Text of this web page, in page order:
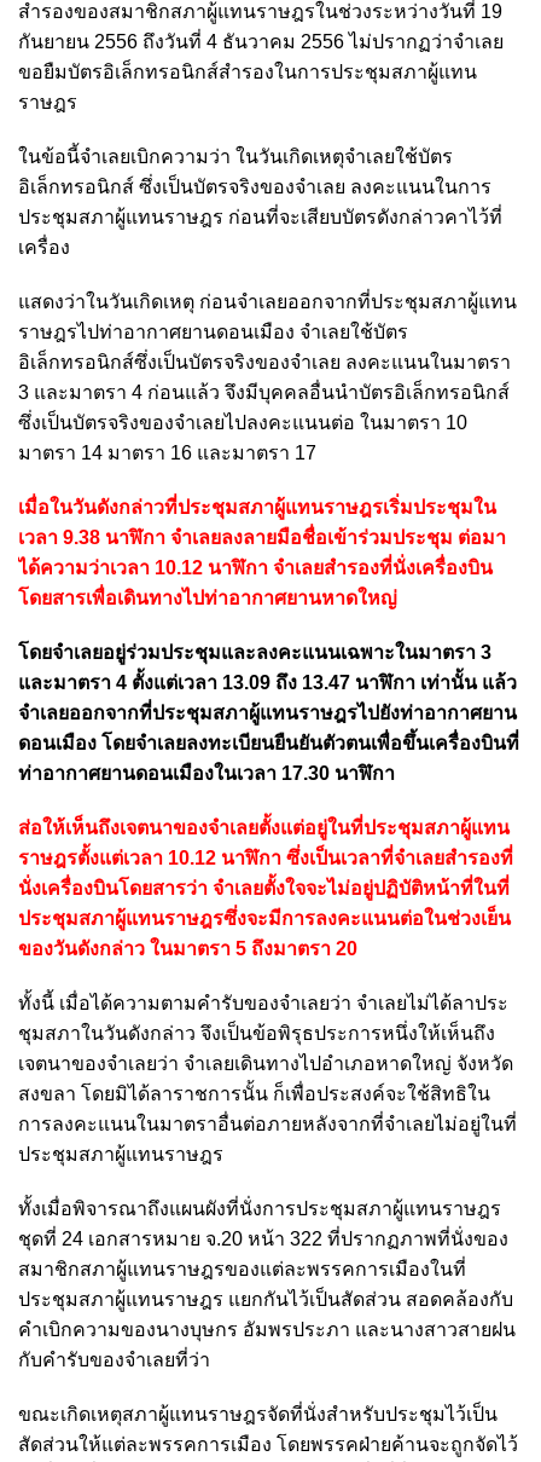
สำรองของสมาชิกสภาผู้แทนราษฎรในช่วงระหว่างวันที่ 19
กันยายน 2556 ถึงวันที่ 4 ธันวาคม 2556 ไม่ปรากฏว่าจำเลย
ขอยืมบัตรอิเล็กทรอนิกส์สำรองในการประชุมสภาผู้แทน
ราษฎร
ในข้อนี้จำเลยเบิกความว่า ในวันเกิดเหตุจำเลยใช้บัตร
อิเล็กทรอนิกส์ ซึ่งเป็นบัตรจริงของจำเลย ลงคะแนนในการ
ประชุมสภาผู้แทนราษฎร ก่อนที่จะเสียบบัตรดังกล่าวคาไว้ที่
เครื่อง
แสดงว่าในวันเกิดเหตุ ก่อนจำเลยออกจากที่ประชุมสภาผู้แทน
ราษฎรไปท่าอากาศยานดอนเมือง จำเลยใช้บัตร
อิเล็กทรอนิกส์ซึ่งเป็นบัตรจริงของจำเลย ลงคะแนนในมาตรา
3 และมาตรา 4 ก่อนแล้ว จึงมีบุคคลอื่นนำบัตรอิเล็กทรอนิกส์
ซึ่งเป็นบัตรจริงของจำเลยไปลงคะแนนต่อ ในมาตรา 10
มาตรา 14 มาตรา 16 และมาตรา 17
เมื่อในวันดังกล่าวที่ประชุมสภาผู้แทนราษฎรเริ่มประชุมใน
เวลา 9.38 นาฬิกา จำเลยลงลายมือชื่อเข้าร่วมประชุม ต่อมา
ได้ความว่าเวลา 10.12 นาฬิกา จำเลยสำรองที่นั่งเครื่องบิน
โดยสารเพื่อเดินทางไปท่าอากาศยานหาดใหญ่
โดยจำเลยอยู่ร่วมประชุมและลงคะแนนเฉพาะในมาตรา 3
และมาตรา 4 ตั้งแต่เวลา 13.09 ถึง 13.47 นาฬิกา เท่านั้น แล้ว
จำเลยออกจากที่ประชุมสภาผู้แทนราษฎรไปยังท่าอากาศยาน
ดอนเมือง โดยจำเลยลงทะเบียนยืนยันตัวตนเพื่อขึ้นเครื่องบินที่
ท่าอากาศยานดอนเมืองในเวลา 17.30 นาฬิกา
ส่อให้เห็นถึงเจตนาของจำเลยตั้งแต่อยู่ในที่ประชุมสภาผู้แทน
ราษฎรตั้งแต่เวลา 10.12 นาฬิกา ซึ่งเป็นเวลาที่จำเลยสำรองที่
นั่งเครื่องบินโดยสารว่า จำเลยตั้งใจจะไม่อยู่ปฏิบัติหน้าที่ในที่
ประชุมสภาผู้แทนราษฎรซึ่งจะมีการลงคะแนนต่อในช่วงเย็น
ของวันดังกล่าว ในมาตรา 5 ถึงมาตรา 20
ทั้งนี้ เมื่อได้ความตามคำรับของจำเลยว่า จำเลยไม่ได้ลาประ
ชุมสภาในวันดังกล่าว จึงเป็นข้อพิรุธประการหนึ่งให้เห็นถึง
เจตนาของจำเลยว่า จำเลยเดินทางไปอำเภอหาดใหญ่ จังหวัด
สงขลา โดยมิได้ลาราชการนั้น ก็เพื่อประสงค์จะใช้สิทธิใน
การลงคะแนนในมาตราอื่นต่อภายหลังจากที่จำเลยไม่อยู่ในที่
ประชุมสภาผู้แทนราษฎร
ทั้งเมื่อพิจารณาถึงแผนผังที่นั่งการประชุมสภาผู้แทนราษฎร
ชุดที่ 24 เอกสารหมาย จ.20 หน้า 322 ที่ปรากฏภาพที่นั่งของ
สมาชิกสภาผู้แทนราษฎรของแต่ละพรรคการเมืองในที่
ประชุมสภาผู้แทนราษฎร แยกกันไว้เป็นสัดส่วน สอดคล้องกับ
คำเบิกความของนางบุษกร อัมพรประภา และนางสาวสายฝน
กับคำรับของจำเลยที่ว่า
ขณะเกิดเหตุสภาผู้แทนราษฎรจัดที่นั่งสำหรับประชุมไว้เป็น
สัดส่วนให้แต่ละพรรคการเมือง โดยพรรคฝ่ายค้านจะถูกจัดไว้